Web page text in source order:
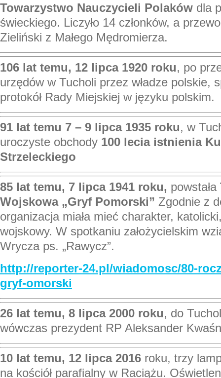
Towarzystwo Nauczycieli Polaków dla
świeckiego. Liczyło 14 członków, a
Zieliński z Małego Mędromierza.
106 lat temu, 12 lipca 1920 roku, po
urzędów w Tucholi przez władze polskie,
protokół Rady Miejskiej w języku polskim.
91 lat temu 7 – 9 lipca 1935 roku, w
uroczyste obchody 100 lecia istnienia
Strzeleckiego
85 lat temu, 7 lipca 1941 roku, powstała
Wojskowa „Gryf Pomorski” Zgodnie z
organizacja miała mieć charakter,
wojskowy. W spotkaniu założycielskim
Wrycza ps. „Rawycz”.
http://reporter-24.pl/wiadomosc/80-
gryf-omorski
26 lat temu, 8 lipca 2000 roku, do
wówczas prezydent RP Aleksander
10 lat temu, 12 lipca 2016 roku, trzy
na kościół parafialny w Raciążu.